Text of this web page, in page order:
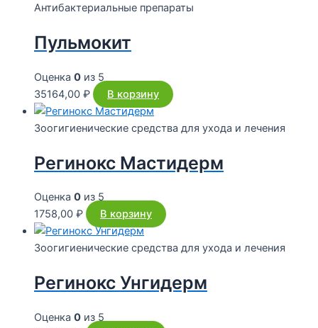
Антибактериальные препараты
Пульмокит
Оценка 0 из 5
35164,00 ₽ В корзину
Зоогигиенические средства для ухода и лечения
Регинокс Мастидерм
Оценка 0 из 5
1758,00 ₽ В корзину
Зоогигиенические средства для ухода и лечения
Регинокс Унгидерм
Оценка 0 из 5